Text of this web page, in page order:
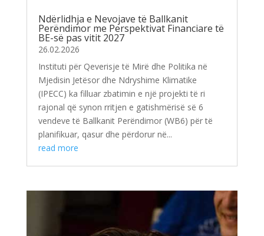
Ndërlidhja e Nevojave të Ballkanit
Perëndimor me Perspektivat Financiare të
BE-së pas vitit 2027
26.02.2026
Instituti për Qeverisje të Mirë dhe Politika në
Mjedisin Jetësor dhe Ndryshime Klimatike
(IPECC) ka filluar zbatimin e një projekti të ri
rajonal që synon rritjen e gatishmërisë së 6
vendeve të Ballkanit Perëndimor (WB6) për të
planifikuar, qasur dhe përdorur në...
read more